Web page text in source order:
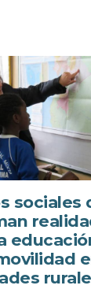
sociales